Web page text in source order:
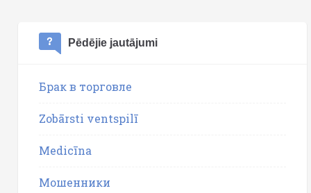
Pēdējie jautājumi
Брак в торговле
Zobārsti ventspilī
Medicīna
Мошенники